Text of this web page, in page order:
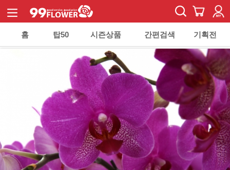
홈 탑50 시즌상품 간편검색 기획전